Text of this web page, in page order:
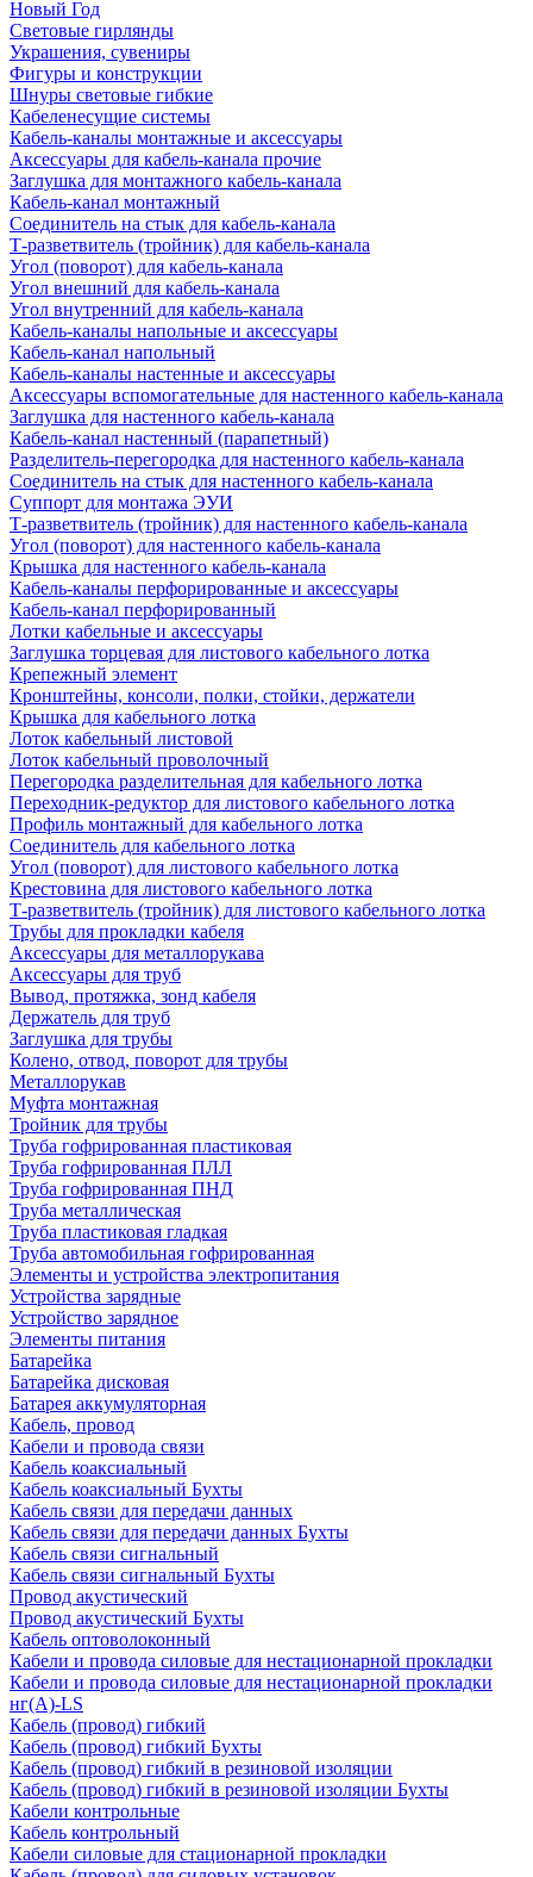
Новый Год
Световые гирлянды
Украшения, сувениры
Фигуры и конструкции
Шнуры световые гибкие
Кабеленесущие системы
Кабель-каналы монтажные и аксессуары
Аксессуары для кабель-канала прочие
Заглушка для монтажного кабель-канала
Кабель-канал монтажный
Соединитель на стык для кабель-канала
Т-разветвитель (тройник) для кабель-канала
Угол (поворот) для кабель-канала
Угол внешний для кабель-канала
Угол внутренний для кабель-канала
Кабель-каналы напольные и аксессуары
Кабель-канал напольный
Кабель-каналы настенные и аксессуары
Аксессуары вспомогательные для настенного кабель-канала
Заглушка для настенного кабель-канала
Кабель-канал настенный (парапетный)
Разделитель-перегородка для настенного кабель-канала
Соединитель на стык для настенного кабель-канала
Суппорт для монтажа ЭУИ
Т-разветвитель (тройник) для настенного кабель-канала
Угол (поворот) для настенного кабель-канала
Крышка для настенного кабель-канала
Кабель-каналы перфорированные и аксессуары
Кабель-канал перфорированный
Лотки кабельные и аксессуары
Заглушка торцевая для листового кабельного лотка
Крепежный элемент
Кронштейны, консоли, полки, стойки, держатели
Крышка для кабельного лотка
Лоток кабельный листовой
Лоток кабельный проволочный
Перегородка разделительная для кабельного лотка
Переходник-редуктор для листового кабельного лотка
Профиль монтажный для кабельного лотка
Соединитель для кабельного лотка
Угол (поворот) для листового кабельного лотка
Крестовина для листового кабельного лотка
Т-разветвитель (тройник) для листового кабельного лотка
Трубы для прокладки кабеля
Аксессуары для металлорукава
Аксессуары для труб
Вывод, протяжка, зонд кабеля
Держатель для труб
Заглушка для трубы
Колено, отвод, поворот для трубы
Металлорукав
Муфта монтажная
Тройник для трубы
Труба гофрированная пластиковая
Труба гофрированная ПЛЛ
Труба гофрированная ПНД
Труба металлическая
Труба пластиковая гладкая
Труба автомобильная гофрированная
Элементы и устройства электропитания
Устройства зарядные
Устройство зарядное
Элементы питания
Батарейка
Батарейка дисковая
Батарея аккумуляторная
Кабель, провод
Кабели и провода связи
Кабель коаксиальный
Кабель коаксиальный Бухты
Кабель связи для передачи данных
Кабель связи для передачи данных Бухты
Кабель связи сигнальный
Кабель связи сигнальный Бухты
Провод акустический
Провод акустический Бухты
Кабель оптоволоконный
Кабели и провода силовые для нестационарной прокладки
Кабели и провода силовые для нестационарной прокладки
нг(А)-LS
Кабель (провод) гибкий
Кабель (провод) гибкий Бухты
Кабель (провод) гибкий в резиновой изоляции
Кабель (провод) гибкий в резиновой изоляции Бухты
Кабели контрольные
Кабель контрольный
Кабели силовые для стационарной прокладки